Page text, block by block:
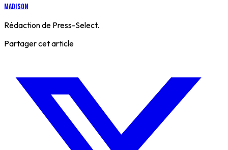
Madison
Rédaction de Press-Select.
Partager cet article